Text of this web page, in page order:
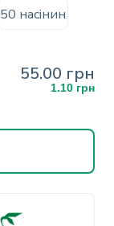
50 насінин
55.00 грн
1.10 грн